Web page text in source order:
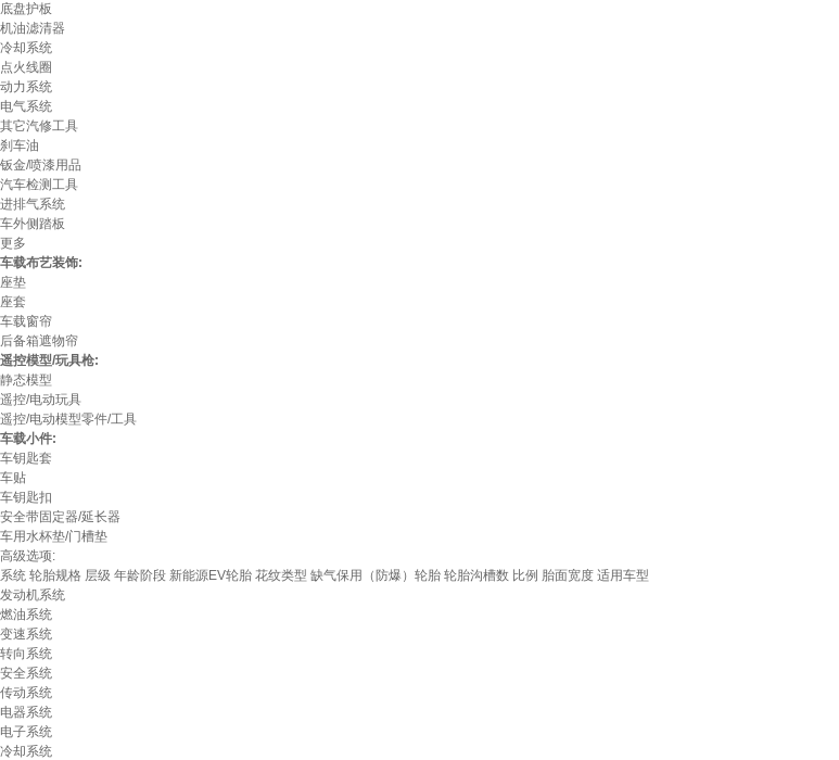
底盘护板
机油滤清器
冷却系统
点火线圈
动力系统
电气系统
其它汽修工具
刹车油
钣金/喷漆用品
汽车检测工具
进排气系统
车外侧踏板
更多
车载布艺装饰:
座垫
座套
车载窗帘
后备箱遮物帘
遥控模型/玩具枪:
静态模型
遥控/电动玩具
遥控/电动模型零件/工具
车载小件:
车钥匙套
车贴
车钥匙扣
安全带固定器/延长器
车用水杯垫/门槽垫
高级选项:
系统 轮胎规格 层级 年龄阶段 新能源EV轮胎 花纹类型 缺气保用（防爆）轮胎 轮胎沟槽数 比例 胎面宽度 适用车型
发动机系统
燃油系统
变速系统
转向系统
安全系统
传动系统
电器系统
电子系统
冷却系统